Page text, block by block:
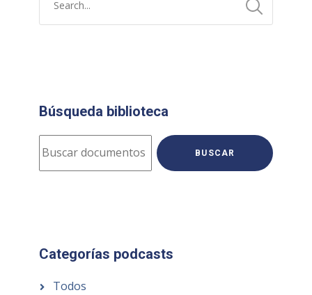
Búsqueda biblioteca
BUSCAR
Categorías podcasts
Todos